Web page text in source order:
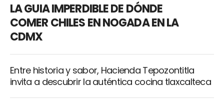
LA GUIA IMPERDIBLE DE DÓNDE
COMER CHILES EN NOGADA EN LA
CDMX
Entre historia y sabor, Hacienda Tepozontitla
invita a descubrir la auténtica cocina tlaxcalteca